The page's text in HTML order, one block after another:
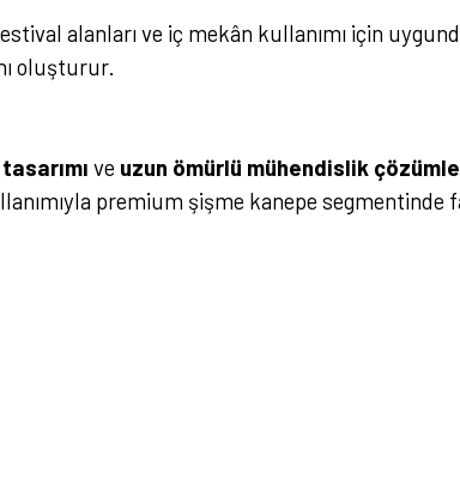
alanları ve iç mekân kullanımı için
oluşturur.
ve uzun ömürlü mühendislik
premium şişme kanepe segmentinde